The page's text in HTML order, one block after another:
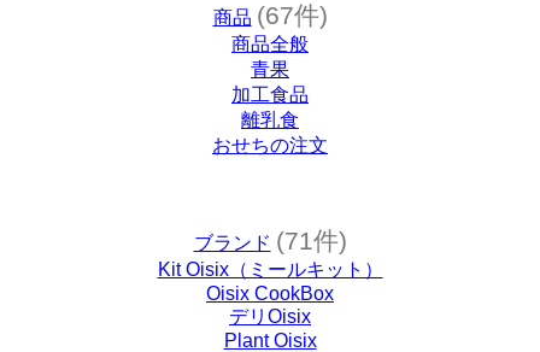
商品 (67件)
商品全般
青果
加工食品
離乳食
おせちの注文
ブランド (71件)
Kit Oisix（ミールキット）
Oisix CookBox
デリOisix
Plant Oisix